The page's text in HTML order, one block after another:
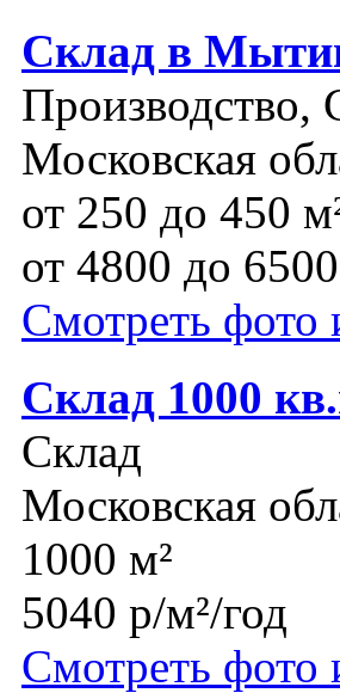
Склад в
Производство,
Московская
от 250 до 450
от 4800 до
Смотреть фото
Склад 1000
Склад
Московская
1000 м²
5040 р/м²/год
Смотреть фото